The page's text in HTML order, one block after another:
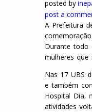
posted by
post a
A Prefeitura
Durante todo
mulheres que
Nas 17 UBS
e também
Hospital Dia,
atividades